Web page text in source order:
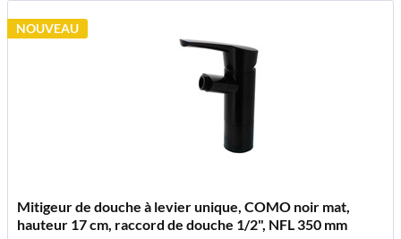
NOUVEAU
Mitigeur de douche à levier unique, COMO noir mat,
hauteur 17 cm, raccord de douche 1/2", NFL 350 mm